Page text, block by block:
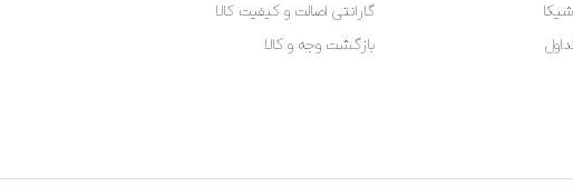
گارانتی اصالت و کیفیت کالا
بازگشت وجه و کالا